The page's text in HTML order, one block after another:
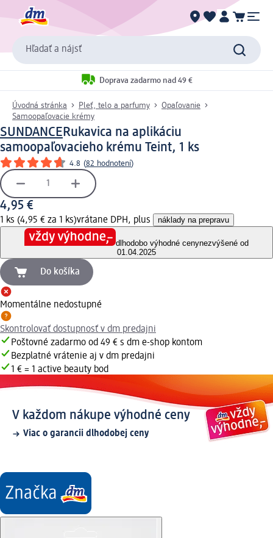
Hľadať a nájsť
Doprava zadarmo nad 49 €
Úvodná stránka Pleť, telo a parfumy
Opaľovanie
Samoopaľovacie krémy
SUNDANCERukavica na aplikáciu
samoopaľovacieho krému Teint, 1 ks
4.8 (82 hodnotení)
4,95 €
1 ks (4,95 € za 1 ks)vrátane DPH, plus náklady na prepravu
dlhodobo výhodné cenynezvýšené od
01.04.2025
Do košíka
Momentálne nedostupné
Skontrolovať dostupnosť v dm predajni
Poštovné zadarmo od 49 € s dm e-shop kontom
Bezplatné vrátenie aj v dm predajni
1 € = 1 active beauty bod
V každom nákupe výhodné ceny
Viac o garancii dlhodobej ceny